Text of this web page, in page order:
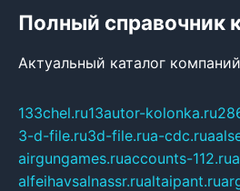
Полный справочник
Актуальный каталог
133chel.ru13autor-kolonka.ru
3-d-file.ru3d-file.rua-cdc.ru
airgungames.ruaccounts-112.ru
alfeihavsalnassr.rualtaipant.ru